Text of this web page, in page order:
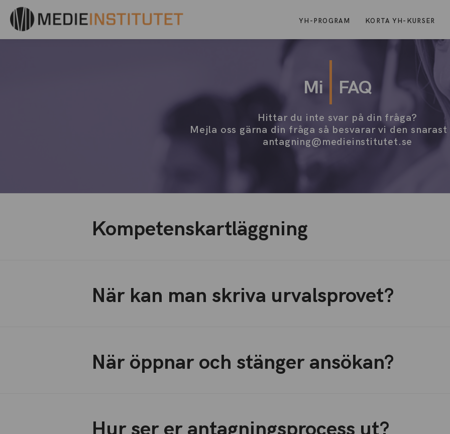
YH-PROGRAM KORTA YH-KURSER
Mi FAQ
Hittar du inte svar på din fråga?
Mejla oss gärna din fråga så besvarar vi den
antagning@medieinstitutet.se
Kompetenskartläggning
När kan man skriva urvalsprovet?
När öppnar och stänger ansökan?